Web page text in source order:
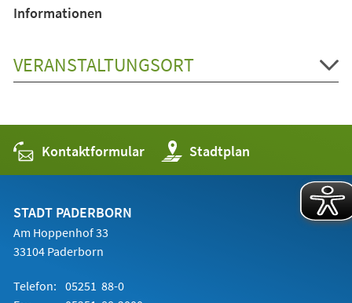
Informationen
VERANSTALTUNGSORT
Kontaktformular Stadtplan
(Öffnet
in
einem
STADT PADERBORN
Am Hoppenhof 33
33104 Paderborn
Telefon: 05251 88-0